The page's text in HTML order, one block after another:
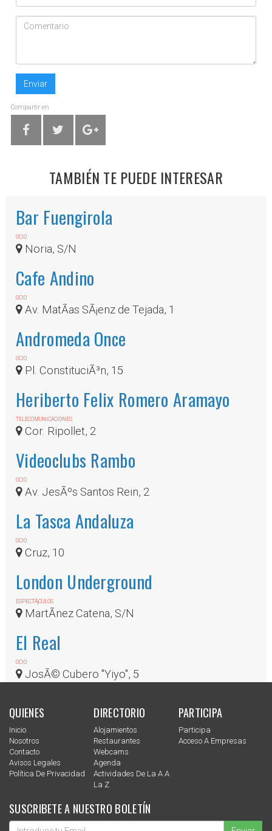
Enviar
Compartir en
TAMBIÉN TE PUEDE INTERESAR
Bar Fuengirola
OCIO
Noria, S/N
Cafe Andino
OCIO
Av. MatÃ­as SÃ¡enz de Tejada, 1
Andromeda Once
OCIO
Pl. ConstituciÃ³n, 15
Heriberto Felix Romero Aramayo
TELECOMUNICACIONES
Cor. Ripollet, 2
Videoclubs Rambo
OCIO
Av. JesÃºs Santos Rein, 2
La Tasca Andaluza
OCIO
Cruz, 10
London Underground
ESPECTÃ¡CULOS
MartÃ­nez Catena, S/N
El Real
OCIO
JosÃ© Cubero "Yiyo", 5
QUIENES
Inicio
Nosotros
Contacto
Avisos Legales
Política De Privacidad
DIRECTORIO
Alojamientos
Restaurantes
Webcams
Agenda
Actividades De La A A
La Z
PARTICIPA
Participa
Acceso A Empresas
SUSCRIBETE A NUESTRO BOLETÍN